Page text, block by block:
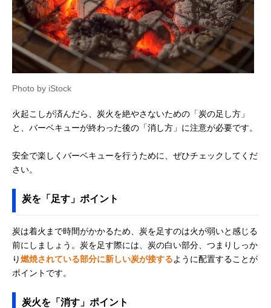
Photo by iStock
火起こしが済んだら、炭火を絶やさないための「炭の足し方」
と、バーベキューが終わった後の「消し方」に注意が必要です。
安全で楽しくバーベキューを行うために、ぜひチェックしてくだ
さい。
炭を「足す」ポイント
炭は着火まで時間がかかるため、炭を足すのは火が弱いと感じる
前にしましょう。炭を足す際には、炭の白い部分、つまりしっか
り燃焼されている部分に新しい炭が接するように配置することが
ポイントです。
炭火を「消す」ポイント